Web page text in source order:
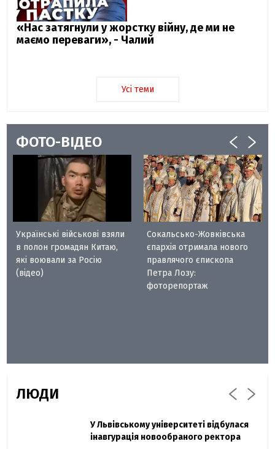
«Нас затягнули у жорстку війну, де ми не
маємо переваги», - Чалий
Усі теми
ФОТО-ВІДЕО
Українські військові взяли
в полон громадян Китаю,
які воювали за Росію
(відео)
Сокальсько-Жовківська
єпархія отримала нового
правлячого єпископа
Петра Лозу:
фоторепортаж
ЛЮДИ
Павло Дак
Захисник "Азовсталі" Діанов вдруге
одружився та показав фото з весілля
У Львівському університеті відбулася
інавгурація новообраного ректора